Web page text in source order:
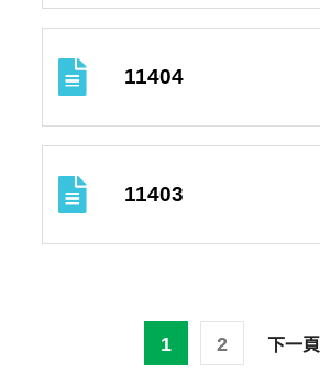
11404
11403
1 2 下一頁